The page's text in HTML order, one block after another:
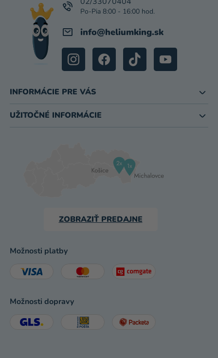
info@heliumking.sk
INFORMÁCIE PRE VÁS
UŽITOČNÉ INFORMÁCIE
ZOBRAZIŤ PREDAJNE
Možnosti platby
Možnosti dopravy